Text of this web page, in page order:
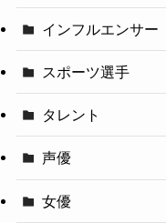
インフルエンサー
スポーツ選手
タレント
声優
女優